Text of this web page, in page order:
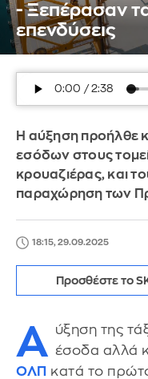
- Ξεπέρασαν
επενδύσεις
Η αύξηση προήλθε
εσόδων στους
κρουαζιέρας, και
παραχώρηση των
18:15, 29.09.2025
Προσθέστε το
Α ύξηση της
έσοδα αλλά
ΟΛΠ κατά το